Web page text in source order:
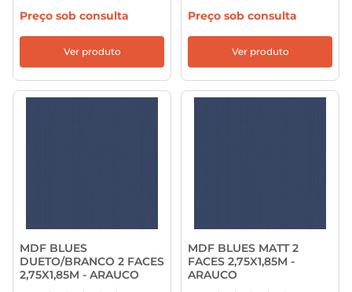
Preço sob consulta
Ver produto
Preço sob consulta
Ver produto
MDF BLUES
DUETO/BRANCO 2 FACES
2,75X1,85M - ARAUCO
MDF BLUES MATT 2
FACES 2,75X1,85M -
ARAUCO